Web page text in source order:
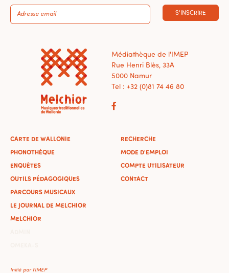
S'INSCRIRE
Médiathèque de l'IMEP
Rue Henri Blès, 33A
5000 Namur
Tel : +32 (0)81 74 46 80
CARTE DE WALLONIE
PHONOTHÈQUE
ENQUÊTES
OUTILS PÉDAGOGIQUES
PARCOURS MUSICAUX
LE JOURNAL DE MELCHIOR
MELCHIOR
RECHERCHE
MODE D'EMPLOI
COMPTE UTILISATEUR
CONTACT
Initié par l'IMEP